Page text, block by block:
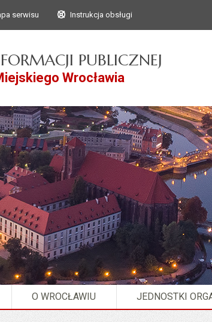
do głównego
Przejdź do treści
serwisu Instrukcja obsługi
PUBLICZNEJ
Wrocławia
O WROCŁAWIU JEDNOSTKI